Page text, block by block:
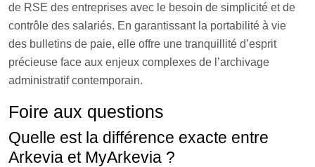
de RSE des entreprises avec le besoin de simplicité et de
contrôle des salariés. En garantissant la portabilité à vie
des bulletins de paie, elle offre une tranquillité d’esprit
précieuse face aux enjeux complexes de l’archivage
administratif contemporain.
Foire aux questions
Quelle est la différence exacte entre
Arkevia et MyArkevia ?